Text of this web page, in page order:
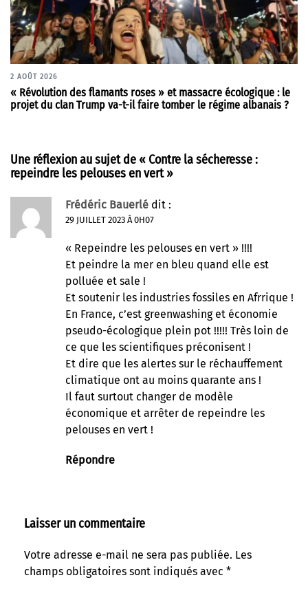
2 AOÛT 2026
« Révolution des flamants roses » et massacre écologique : le
projet du clan Trump va-t-il faire tomber le régime albanais ?
Une réflexion au sujet de « Contre la sécheresse :
repeindre les pelouses en vert»
Frédéric Bauerlé dit :
29 JUILLET 2023 À 0H07
« Repeindre les pelouses en vert » !!!!
Et peindre la mer en bleu quand elle est
polluée et sale !
Et soutenir les industries fossiles en Afrrique !
En France, c’est greenwashing et économie
pseudo-écologique plein pot !!!!! Très loin de
ce que les scientifiques préconisent !
Et dire que les alertes sur le réchauffement
climatique ont au moins quarante ans !
Il faut surtout changer de modèle
économique et arrêter de repeindre les
pelouses en vert !
Répondre
Laisser un commentaire
Votre adresse e-mail ne sera pas publiée. Les
champs obligatoires sont indiqués avec *